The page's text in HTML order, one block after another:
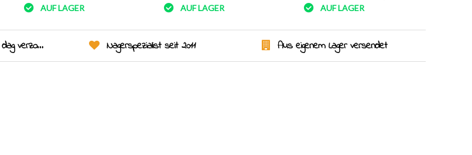
AUF LAGER AUF LAGER
AUF LAGER
Nagerspezialist seit 2011 Aus eigenem Lager versendet